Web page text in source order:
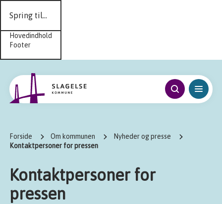
Spring til...
Hovedindhold
Footer
Forside Om kommunen
Nyheder og presse
Kontaktpersoner for pressen
Kontaktpersoner for
pressen